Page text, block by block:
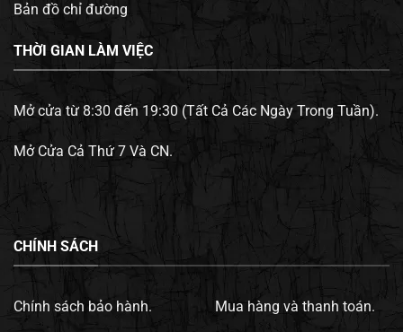
Bản đồ chỉ đường
THỜI GIAN LÀM VIỆC
Mở cửa từ 8:30 đến 19:30 (Tất Cả Các Ngày Trong Tuần).
Mở Cửa Cả Thứ 7 Và CN.
CHÍNH SÁCH
Chính sách bảo hành. Mua hàng và thanh toán.